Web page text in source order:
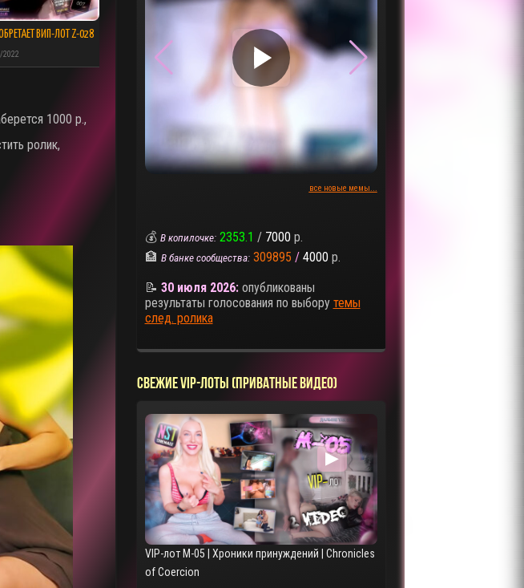
ВИП-ЛОТ Z-028
2022
1000 р.,
ролик,
▶
все новые мемы...
💰 В копилочке: 2353.1 / 7000 р.
🏦 В банке сообщества: 309895 / 4000 р.
📝 30 июля 2026:опубликованы
результаты голосования по выбору темы
след. ролика
СВЕЖИЕ VIP-ЛОТЫ (ПРИВАТНЫЕ ВИДЕО)
▶
VIP-лот M-05 | Хроники принуждений | Chronicles
of Coercion